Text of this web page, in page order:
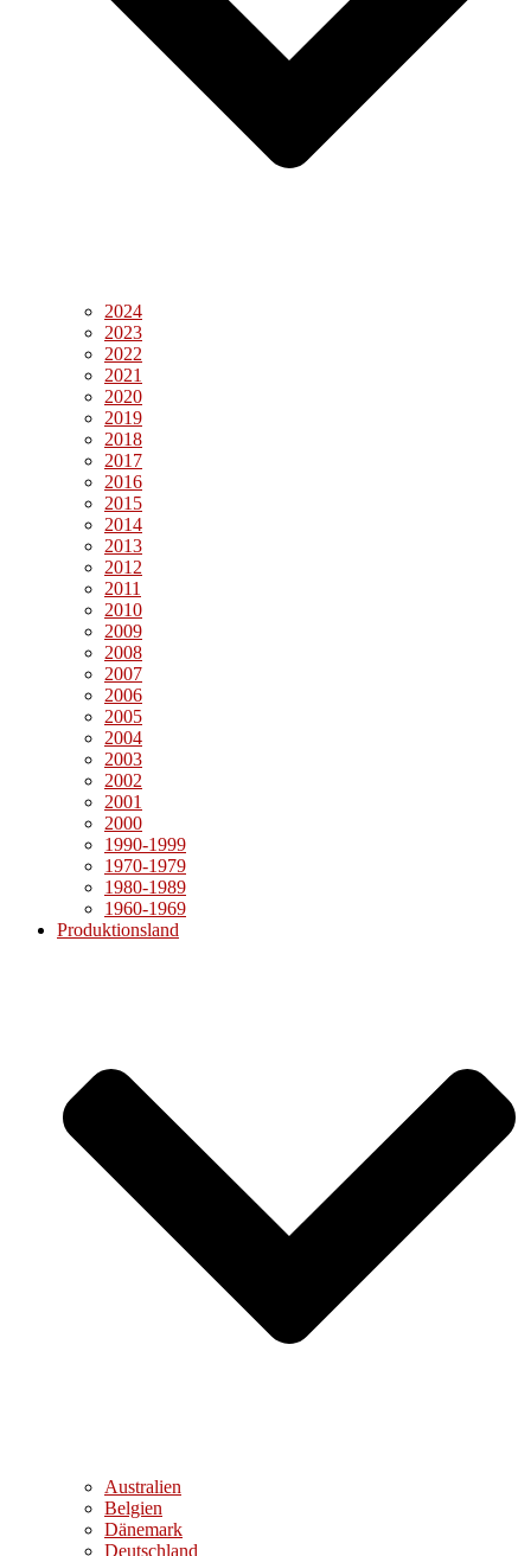
2024
2023
2022
2021
2020
2019
2018
2017
2016
2015
2014
2013
2012
2011
2010
2009
2008
2007
2006
2005
2004
2003
2002
2001
2000
1990-1999
1970-1979
1980-1989
1960-1969
Produktionsland
Australien
Belgien
Dänemark
Deutschland